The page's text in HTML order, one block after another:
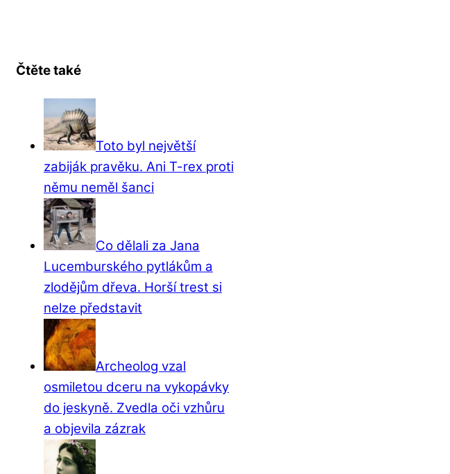
Čtěte také
Toto byl největší
zabiják pravěku. Ani T-rex proti
němu neměl šanci
Co dělali za Jana
Lucemburského pytlákům a
zlodějům dřeva. Horší trest si
nelze představit
Archeolog vzal
osmiletou dceru na vykopávky
do jeskyně. Zvedla oči vzhůru
a objevila zázrak